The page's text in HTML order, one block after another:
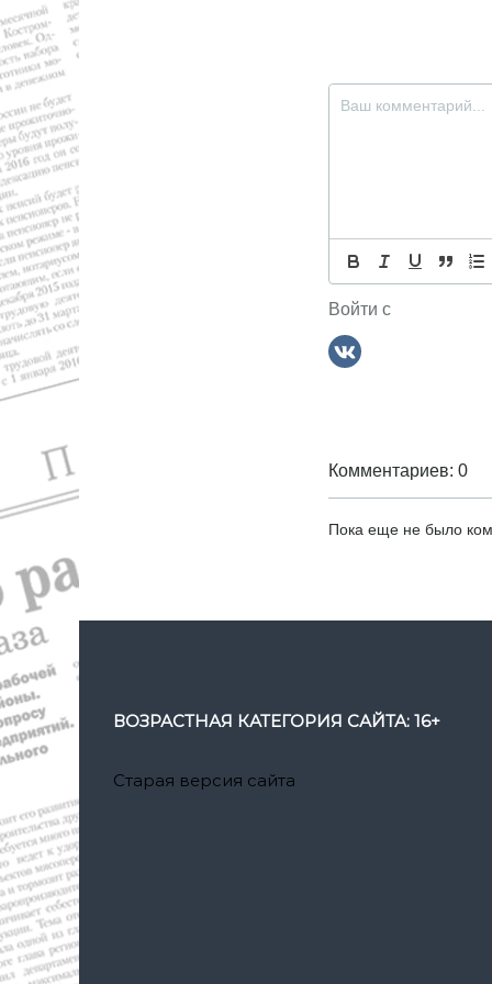
п
м
Войти с
Комментариев: 0
Пока еще не было
ВОЗРАСТНАЯ КАТЕГОРИЯ САЙТА: 16+
Старая версия сайта